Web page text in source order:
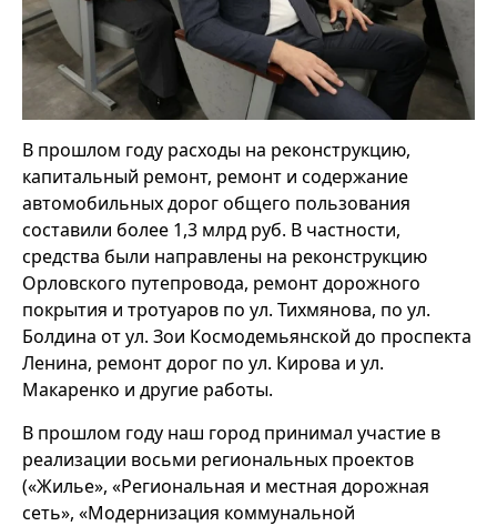
В прошлом году расходы на реконструкцию,
капитальный ремонт, ремонт и содержание
автомобильных дорог общего пользования
составили более 1,3 млрд руб. В частности,
средства были направлены на реконструкцию
Орловского путепровода, ремонт дорожного
покрытия и тротуаров по ул. Тихмянова, по ул.
Болдина от ул. Зои Космодемьянской до проспекта
Ленина, ремонт дорог по ул. Кирова и ул.
Макаренко и другие работы.
В прошлом году наш город принимал участие в
реализации восьми региональных проектов
(«Жилье», «Региональная и местная дорожная
сеть», «Модернизация коммунальной